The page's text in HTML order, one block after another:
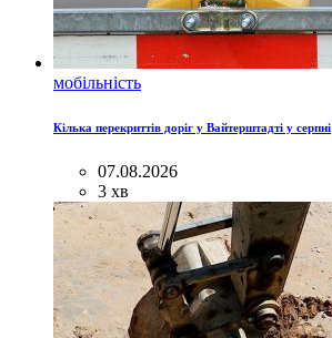
мобільність
Кілька перекриттів доріг у Вайтерштадті у серпні
07.08.2026
3 хв